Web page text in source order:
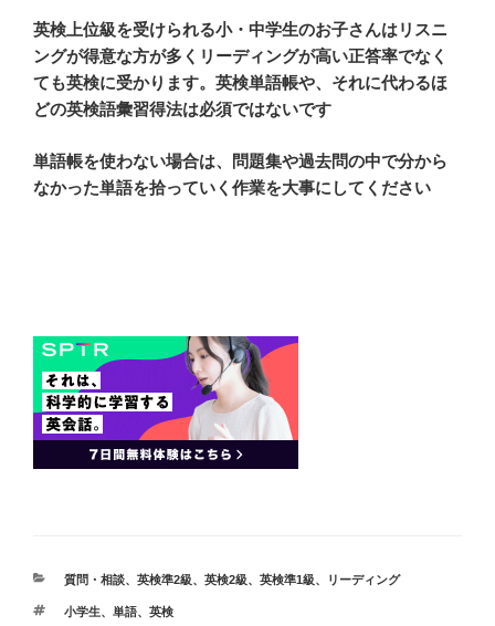
英検上位級を受けられる小・中学生のお子さんはリスニ
ングが得意な方が多くリーディングが高い正答率でなく
ても英検に受かります。英検単語帳や、それに代わるほ
どの英検語彙習得法は必須ではないです
単語帳を使わない場合は、問題集や過去問の中で分から
なかった単語を拾っていく作業を大事にしてください
カ
ゴ
質問・相談、 英検準2級、 英検2級、 英検準1級、 リーディング
タ
小学生、 単語、 英検